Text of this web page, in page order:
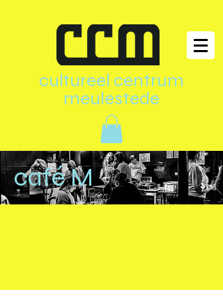
cultureel centrum
meulestede
café M